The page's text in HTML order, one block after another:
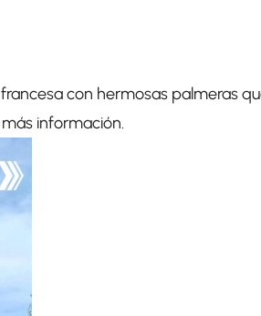
con hermosas palmeras
información.